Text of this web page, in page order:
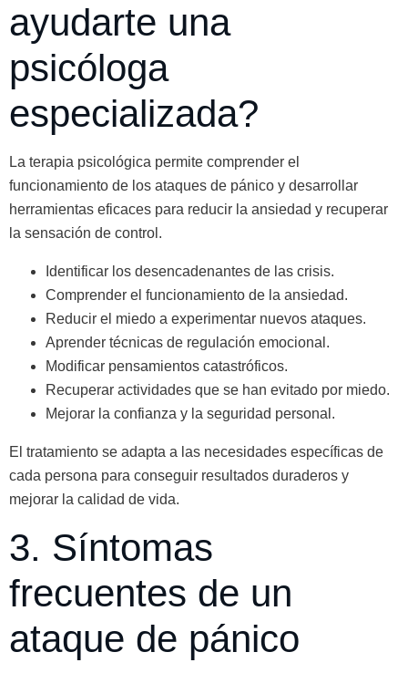
ayudarte una
psicóloga
especializada?
La terapia psicológica permite comprender el
funcionamiento de los ataques de pánico y desarrollar
herramientas eficaces para reducir la ansiedad y recuperar
la sensación de control.
Identificar los desencadenantes de las crisis.
Comprender el funcionamiento de la ansiedad.
Reducir el miedo a experimentar nuevos ataques.
Aprender técnicas de regulación emocional.
Modificar pensamientos catastróficos.
Recuperar actividades que se han evitado por miedo.
Mejorar la confianza y la seguridad personal.
El tratamiento se adapta a las necesidades específicas de
cada persona para conseguir resultados duraderos y
mejorar la calidad de vida.
3. Síntomas
frecuentes de un
ataque de pánico